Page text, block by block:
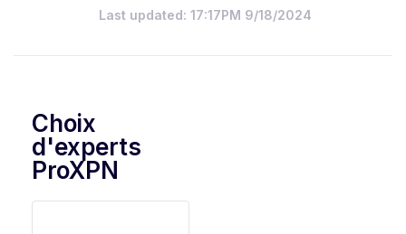
Last updated: 17:17PM 9/18/2024
Choix
d'experts
ProXPN